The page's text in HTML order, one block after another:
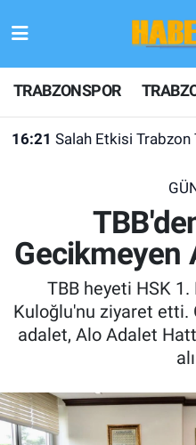
TRABZONSPOR
16:21 Salah Etkisi
Gecikmeyen
TBB heyeti HSK 1.
Kuloğlu'nu ziyaret etti.
adalet, Alo Adalet
TRABZONSPOR
TRABZON GUNDEMI
KULİS MEYDANI
1461 TRABZON
FUTBOL
TV VE SİNEMA
Hava Durumu
Trafik Durumu
Son Dakika Haberleri
Haber Arşivi